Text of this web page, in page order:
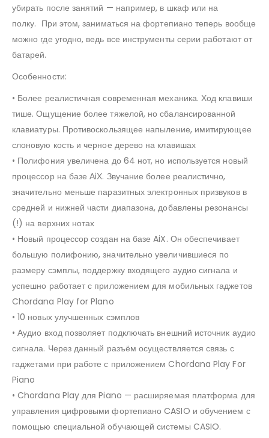
убирать после занятий — например, в шкаф или на
полку. При этом, заниматься на фортепиано теперь вообще
можно где угодно, ведь все инструменты серии работают от
батарей.
Особенности:
• Более реалистичная современная механика. Ход клавиши
тише. Ощущение более тяжелой, но сбалансированной
клавиатуры. Противоскользящее напыление, имитирующее
слоновую кость и черное дерево на клавишах
• Полифония увеличена до 64 нот, но используется новый
процессор на базе АiХ. Звучание более реалистично,
значительно меньше паразитных электронных призвуков в
средней и нижней части диапазона, добавлены резонансы
(!) на верхних нотах
• Новый процессор создан на базе AiX. Он обеспечивает
большую полифонию, значительно увеличившиеся по
размеру сэмплы, поддержку входящего аудио сигнала и
успешно работает с приложением для мобильных гаджетов
Chordana Play for Plano
• 10 новых улучшенных сэмплов
• Аудио вход позволяет подключать внешний источник аудио
сигнала. Через данный разъём осуществляется связь с
гаджетами при работе с приложением Chordana Play For
Piano
• Chordana Play для Piano — расширяемая платформа для
управления цифровыми фортепиано CASIO и обучением с
помощью специальной обучающей системы CASIO.